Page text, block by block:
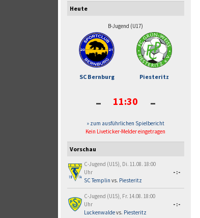
Heute
B-Jugend (U17)
SC Bernburg Piesteritz
- 11:30 -
» zum ausführlichen Spielbericht
Kein Liveticker-Melder eingetragen
Vorschau
C-Jugend (U15), Di. 11.08. 18:00
Uhr
SC Templin vs. Piesteritz
-:-
C-Jugend (U15), Fr. 14.08. 18:00
Uhr
Luckenwaldevs. Piesteritz
-:-